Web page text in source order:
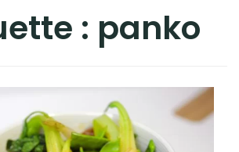
: panko